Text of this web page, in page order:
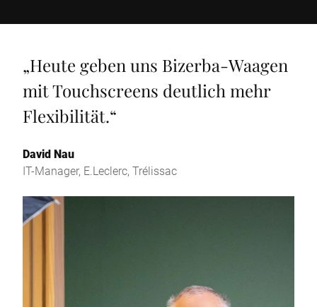
„Heute geben uns Bizerba-Waagen
mit Touchscreens deutlich mehr
Flexibilität.“
David Nau
IT-Manager, E.Leclerc, Trélissac